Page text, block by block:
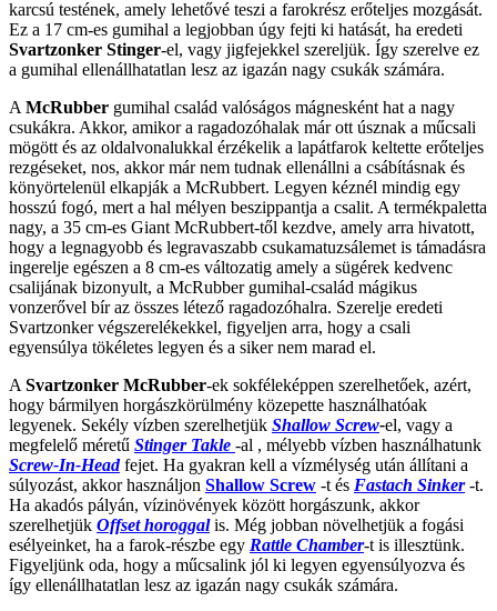
karcsú testének, amely lehetővé teszi a farokrész erőteljes mozgását.
Ez a 17 cm-es gumihal a legjobban úgy fejti ki hatását, ha eredeti
Svartzonker Stinger-el, vagy jigfejekkel szereljük. Így szerelve ez
a gumihal ellenállhatatlan lesz az igazán nagy csukák számára.
A McRubber gumihal család valóságos mágnesként hat a nagy
csukákra. Akkor, amikor a ragadozóhalak már ott úsznak a műcsali
mögött és az oldalvonalukkal érzékelik a lapátfarok keltette erőteljes
rezgéseket, nos, akkor már nem tudnak ellenállni a csábításnak és
könyörtelenül elkapják a McRubbert. Legyen kéznél mindig egy
hosszú fogó, mert a hal mélyen beszippantja a csalit. A termékpaletta
nagy, a 35 cm-es Giant McRubbert-től kezdve, amely arra hivatott,
hogy a legnagyobb és legravaszabb csukamatuzsálemet is támadásra
ingerelje egészen a 8 cm-es változatig amely a sügérek kedvenc
csalijának bizonyult, a McRubber gumihal-család mágikus
vonzerővel bír az összes létező ragadozóhalra. Szerelje eredeti
Svartzonker végszerelékekkel, figyeljen arra, hogy a csali
egyensúlya tökéletes legyen és a siker nem marad el.
A Svartzonker McRubber-ek sokféleképpen szerelhetőek, azért,
hogy bármilyen horgászkörülmény közepette használhatóak
legyenek. Sekély vízben szerelhetjük Shallow Screw-el, vagy a
megfelelő méretű Stinger Takle -al , mélyebb vízben használhatunk
Screw-In-Headfejet. Ha gyakran kell a vízmélység után állítani a
súlyozást, akkor használjon Shallow Screw -t és Fastach Sinker-t.
Ha akadós pályán, vízinövények között horgászunk, akkor
szerelhetjük Offset horoggalis. Még jobban növelhetjük a fogási
esélyeinket, ha a farok-részbe egy Rattle Chamber-t is illesztünk.
Figyeljünk oda, hogy a műcsalink jól ki legyen egyensúlyozva és
így ellenállhatatlan lesz az igazán nagy csukák számára.